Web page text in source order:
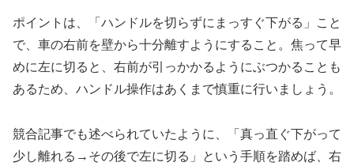
ポイントは、「ハンドルを切らずにまっすぐ下がる」こと
で、車の右前を壁から十分離すようにすること。焦って早
めに左に切ると、右前が引っかかるようにぶつかることも
あるため、ハンドル操作はあくまで慎重に行いましょう。
競合記事でも述べられていたように、「真っ直ぐ下がって
少し離れる→その後で左に切る」という手順を踏めば、右